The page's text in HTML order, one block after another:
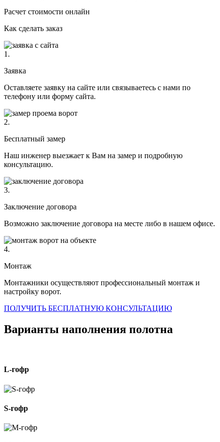
Расчет стоимости онлайн
Как сделать заказ
1.
Заявка
Оставляете заявку на сайте или связываетесь с нами по
телефону или форму сайта.
2.
Бесплатный замер
Наш инженер выезжает к Вам на замер и подробную
консультацию.
3.
Заключение договора
Возможно заключение договора на месте либо в нашем офисе.
4.
Монтаж
Монтажники осуществляют профессиональный монтаж и
настройку ворот.
ПОЛУЧИТЬ БЕСПЛАТНУЮ КОНСУЛЬТАЦИЮ
Варианты наполнения полотна
L-гофр
S-гофр